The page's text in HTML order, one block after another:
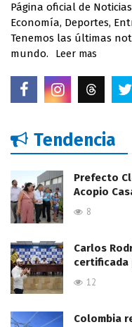
Página oficial de
Economía, Deportes,
Tenemos las últimas
mundo.
Leer mas
Tendencia
Prefecto
Acopio
8
Carlos
certificada
12
Colombia